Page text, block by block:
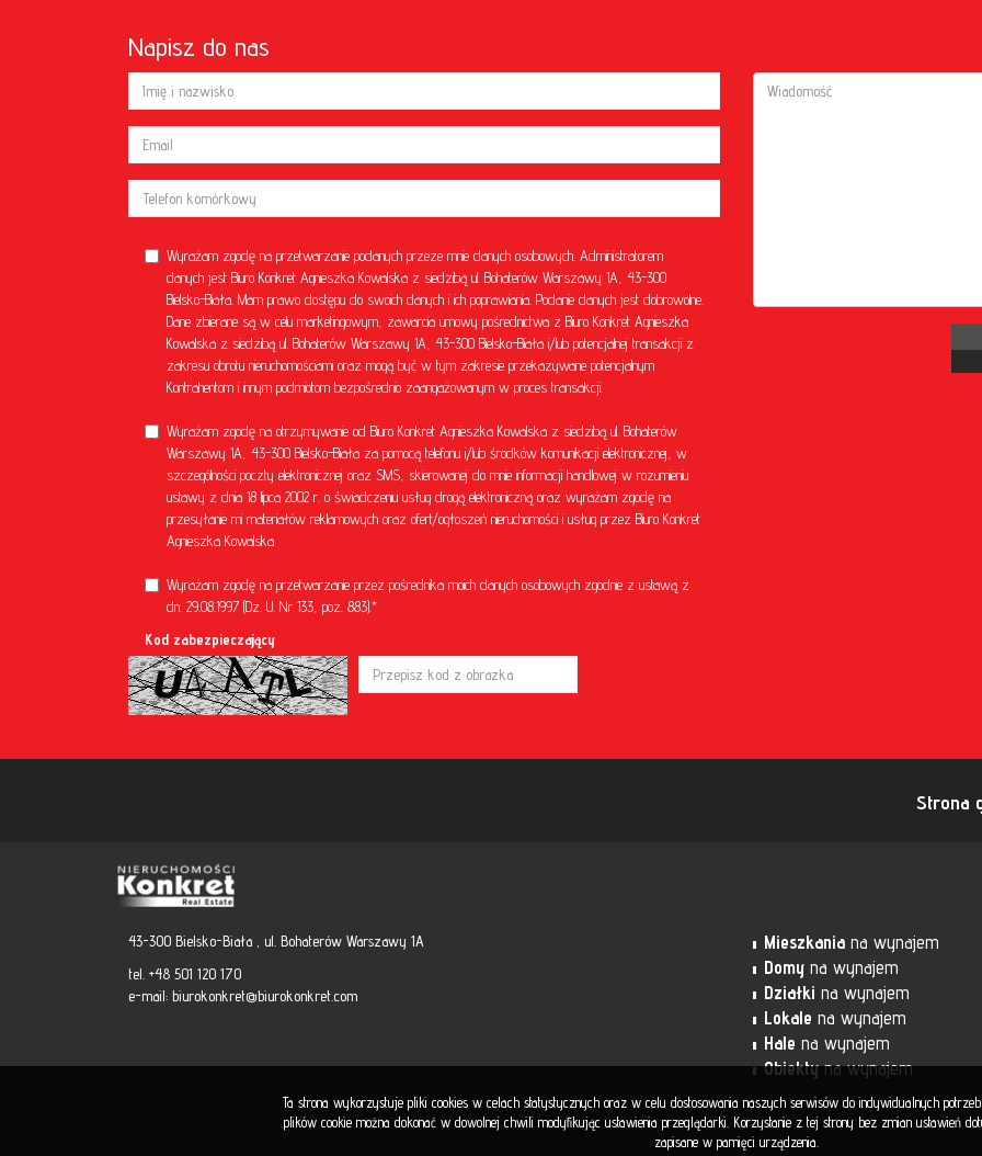
Napisz do nas
Wyrażam zgodę na przetwarzanie podanych przeze mnie danych osobowych. Administratorem
danych jest Biuro Konkret Agnieszka Kowalska z siedzibą ul. Bohaterów Warszawy 1A, 43-300
Bielsko-Biała. Mam prawo dostępu do swoich danych i ich poprawiania. Podanie danych jest dobrowolne.
Dane zbierane są w celu marketingowym, zawarcia umowy pośrednictwa z Biuro Konkret Agnieszka
Kowalska z siedzibą ul. Bohaterów Warszawy 1A, 43-300 Bielsko-Biała i/lub potencjalnej transakcji z
zakresu obrotu nieruchomościami oraz mogą być w tym zakresie przekazywane potencjalnym
Kontrahentom i innym podmiotom bezpośrednio zaangażowanym w proces transakcji.
Wyrażam zgodę na otrzymywanie od Biuro Konkret Agnieszka Kowalska z siedzibą ul. Bohaterów
Warszawy 1A, 43-300 Bielsko-Biała za pomocą telefonu i/lub środków komunikacji elektronicznej, w
szczególności poczty elektronicznej oraz SMS, skierowanej do mnie informacji handlowej w rozumieniu
ustawy z dnia 18 lipca 2002 r. o świadczeniu usług drogą elektroniczną oraz wyrażam zgodę na
przesyłanie mi materiałów reklamowych oraz ofert/ogłoszeń nieruchomości i usług przez Biuro Konkret
Agnieszka Kowalska
Wyrażam zgodę na przetwarzanie przez pośrednika moich danych osobowych zgodnie z ustawą z
dn. 29.08.1997 (Dz. U. Nr 133, poz. 883).*
Kod zabezpieczający
Strona
43-300 Bielsko-Biała , ul. Bohaterów Warszawy 1A
tel. +48 501 120 170
e-mail: biurokonkret@biurokonkret.com
Mieszkania na wynajem
Domy na wynajem
Działki na wynajem
Lokale na wynajem
Hale na wynajem
Obiektyna wynajem
Ta strona wykorzystuje pliki cookies w celach statystycznych oraz w celu dostosowania naszych serwisów do indywidualnych
plików cookie można dokonać w dowolnej chwili modyfikując ustawienia przeglądarki. Korzystanie z tej strony bez zmian ustawień
zapisane w pamięci urządzenia.